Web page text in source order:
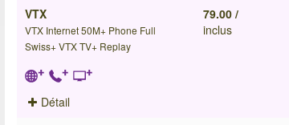
VTX
VTX Internet 50M+ Phone Full
Swiss+ VTX TV+ Replay
79.00 /
inclus
Détail